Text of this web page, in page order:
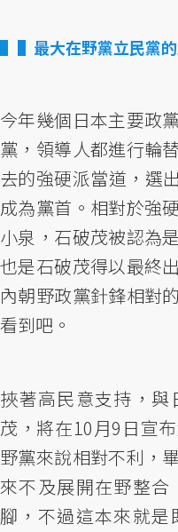
▌最大在野黨立民黨
今年幾個日本主要政
黨，領導人都進行輪
去的強硬派當道，選
成為黨首。相對於強
小泉，石破茂被認為
也是石破茂得以最終
內朝野政黨針鋒相對
看到吧。
挾著高民意支持，
茂，將在10月9日宣
野黨來說相對不利，
來不及展開在野整
腳，不過這本來就